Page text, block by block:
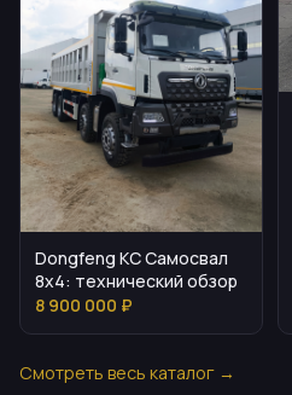
Dongfeng KC Самосвал
8х4: технический обзор
8 900 000 ₽
Смотреть весь каталог →